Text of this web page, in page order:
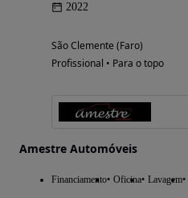
2022
São Clemente (Faro)
Profissional • Para o topo
Amestre Automóveis
Financiamento Oficina Lavagem